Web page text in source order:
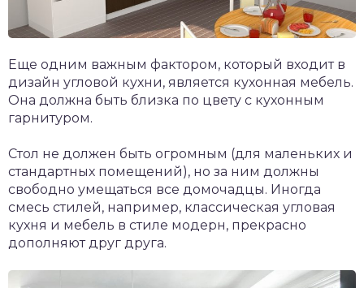
Еще одним важным фактором, который входит в
дизайн угловой кухни, является кухонная мебель.
Она должна быть близка по цвету с кухонным
гарнитуром.
Стол не должен быть огромным (для маленьких и
стандартных помещений), но за ним должны
свободно умещаться все домочадцы. Иногда
смесь стилей, например, классическая угловая
кухня и мебель в стиле модерн, прекрасно
дополняют друг друга.